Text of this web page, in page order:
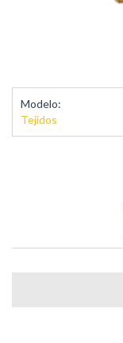
Modelo:
Tejidos